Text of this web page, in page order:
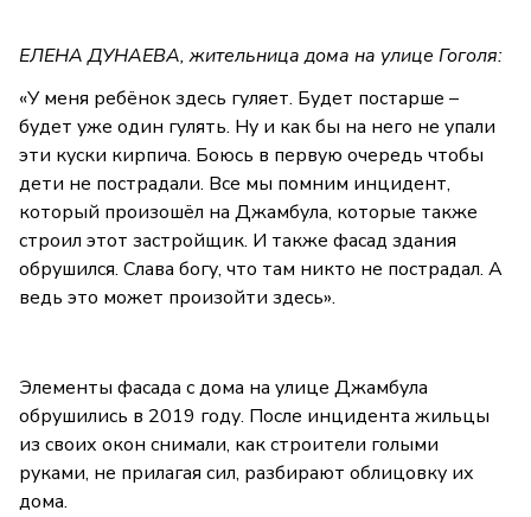
ЕЛЕНА ДУНАЕВА, жительница дома на улице Гоголя:
«У меня ребёнок здесь гуляет. Будет постарше –
будет уже один гулять. Ну и как бы на него не упали
эти куски кирпича. Боюсь в первую очередь чтобы
дети не пострадали. Все мы помним инцидент,
который произошёл на Джамбула, которые также
строил этот застройщик. И также фасад здания
обрушился. Слава богу, что там никто не пострадал. А
ведь это может произойти здесь».
Элементы фасада с дома на улице Джамбула
обрушились в 2019 году. После инцидента жильцы
из своих окон снимали, как строители голыми
руками, не прилагая сил, разбирают облицовку их
дома.